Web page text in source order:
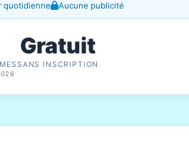
quotidienne Aucune publicité
Gratuit
SANS INSCRIPTION